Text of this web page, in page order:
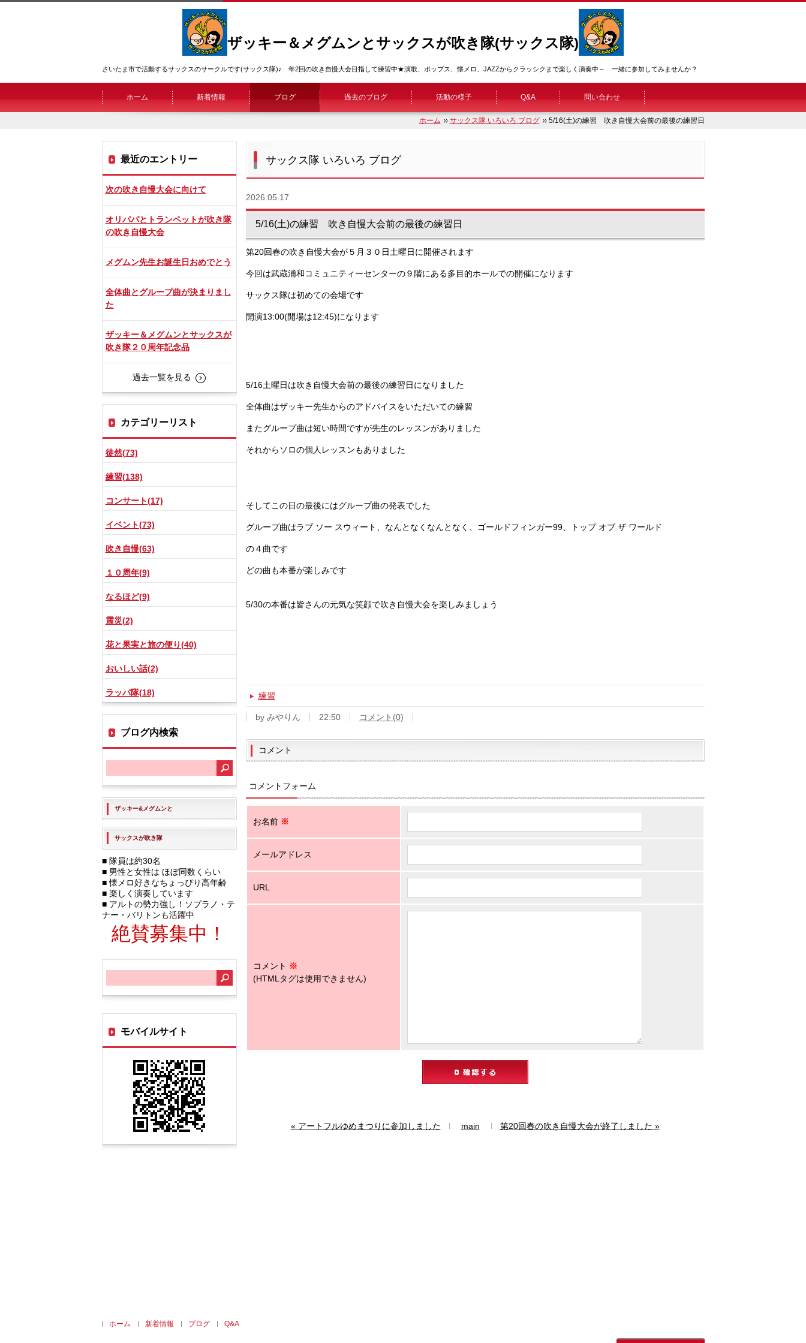
ザッキー＆メグムンとサックスが吹き隊(サックス隊)
さいたま市で活動するサックスのサークルです(サックス隊)♪ 年2回の吹き自慢大会目指して練習中★演歌、ポップス、懐メロ、JAZZからクラッシクまで楽しく演奏中～ 一緒に参加してみませんか？
ホーム 新着情報 ブログ 過去のブログ 活動の様子 Q&A 問い合わせ
ホーム サックス隊 いろいろ ブログ 5/16(土)の練習 吹き自慢大会前の最後の練習日
サックス隊 いろいろ ブログ
2026.05.17
5/16(土)の練習 吹き自慢大会前の最後の練習日
第20回春の吹き自慢大会が５月３０日土曜日に開催されます
今回は武蔵浦和コミュニティーセンターの９階にある多目的ホールでの開催になります
サックス隊は初めての会場です
開演13:00(開場は12:45)になります
5/16土曜日は吹き自慢大会前の最後の練習日になりました
全体曲はザッキー先生からのアドバイスをいただいての練習
またグループ曲は短い時間ですが先生のレッスンがありました
それからソロの個人レッスンもありました
そしてこの日の最後にはグループ曲の発表でした
グループ曲はラブ ソー スウィート、なんとなくなんとなく、ゴールドフィンガー99、トップ オブ ザ ワールド
の４曲です
どの曲も本番が楽しみです
5/30の本番は皆さんの元気な笑顔で吹き自慢大会を楽しみましょう
練習
by みやりん 22:50 コメント(0)
コメント
コメントフォーム
お名前 ※
メールアドレス
URL
コメント ※
(HTMLタグは使用できません)
« アートフルゆめまつりに参加しました main 第20回春の吹き自慢大会が終了しました »
最近のエントリー
次の吹き自慢大会に向けて
オリパパとトランペットが吹き隊
の吹き自慢大会
メグムン先生お誕生日おめでとう
全体曲とグループ曲が決まりまし
た
ザッキー＆メグムンとサックスが
吹き隊２０周年記念品
過去一覧を見る
カテゴリーリスト
徒然(73)
練習(138)
コンサート(17)
イベント(73)
吹き自慢(63)
１０周年(9)
なるほど(9)
震災(2)
花と果実と旅の便り(40)
おいしい話(2)
ラッパ隊(18)
ブログ内検索
ザッキー&メグムンと
サックスが吹き隊
■ 隊員は約30名
■ 男性と女性は ほぼ同数くらい
■ 懐メロ好きなちょっぴり高年齢
■ 楽しく演奏しています
■ アルトの勢力強し！ソプラノ・テ
ナー・バリトンも活躍中
絶賛募集中！
サ
ト
内
モバイルサイト
ホーム 新着情報 ブログ Q&A